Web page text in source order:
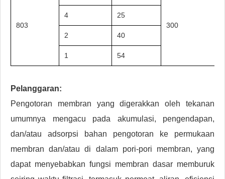
803 300
4 25
2 40
1 54
Pelanggaran:
Pengotoran membran yang digerakkan oleh tekanan
umumnya mengacu pada akumulasi, pengendapan,
dan/atau adsorpsi bahan pengotoran ke permukaan
membran dan/atau di dalam pori-pori membran, yang
dapat menyebabkan fungsi membran dasar memburuk